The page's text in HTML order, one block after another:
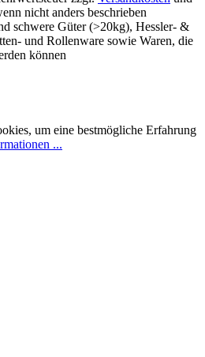
nicht anders beschrieben
schwere Güter (>20kg), Hessler- &
und Rollenware sowie Waren, die
können
um eine bestmögliche Erfahrung
...